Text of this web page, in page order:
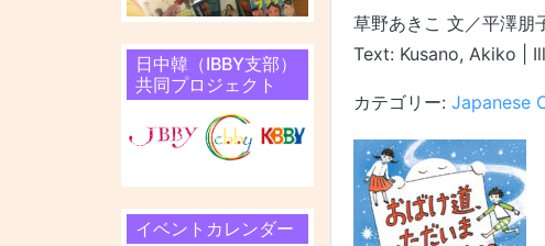
日中韓（IBBY支部）
共同プロジェクト
イベントカレンダー
草野あきこ 文／平澤朋
Text: Kusano, Akiko |
カテゴリー: Japanese